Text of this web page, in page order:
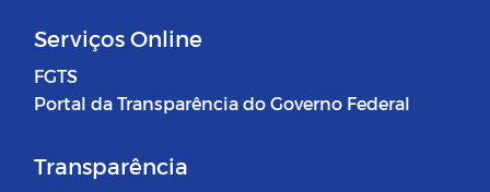
Serviços Online
FGTS
Portal da Transparência do Governo Federal
Transparência